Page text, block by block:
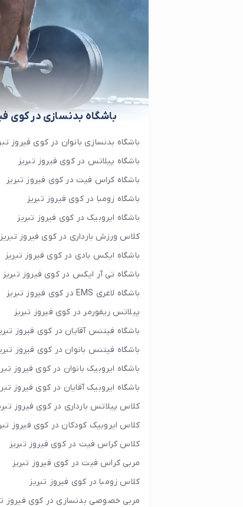
باشگاه بدنسازی در کوی
باشگاه بدنسازی بانوان در کوی فیروز
باشگاه پیلاتس در کوی فیروز تبریز
باشگاه کراس فیت در کوی فیروز تبریز
باشگاه زومبا در کوی فیروز تبریز
باشگاه ایروبیک در کوی فیروز تبریز
کلاس ورزش بارداری در کوی فیروز تبریز
باشگاه ایکس بادی در کوی فیروز تبریز
باشگاه تی آر ایکس در کوی فیروز تبریز
باشگاه لاغری EMS در کوی فیروز تبریز
پیلاتس ریفورمر در کوی فیروز تبریز
باشگاه فیتنس آقایان در کوی فیروز
باشگاه فیتنس بانوان در کوی فیروز
باشگاه ایروبیک بانوان در کوی فیروز
باشگاه ایروبیک آقایان در کوی فیروز
کلاس پیلاتس بارداری در کوی فیروز
کلاس ایروبیک کودکان در کوی فیروز
کلاس کراس فیت در کوی فیروز تبریز
مربی کراس فیت در کوی فیروز تبریز
کلاس زومبا در کوی فیروز تبریز
مربی خصوصی بدنسازی در کوی فیروز